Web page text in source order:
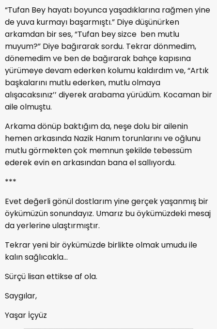
“Tufan Bey hayatı boyunca yaşadıklarına rağmen yine
de yuva kurmayı başarmıştı.” Diye düşünürken
arkamdan bir ses, “Tufan bey sizce ben mutlu
muyum?” Diye bağırarak sordu. Tekrar dönmedim,
dönemedim ve ben de bağırarak bahçe kapısına
yürümeye devam ederken kolumu kaldırdım ve, “Artık
başkalarını mutlu ederken, mutlu olmaya
alışacaksınız’’ diyerek arabama yürüdüm. Kocaman bir
aile olmuştu.
Arkama dönüp baktığım da, neşe dolu bir ailenin
hemen arkasında Nazik Hanım torunlarını ve oğlunu
mutlu görmekten çok memnun şekilde tebessüm
ederek evin en arkasından bana el sallıyordu.
***
Evet değerli gönül dostlarım yine gerçek yaşanmış bir
öykümüzün sonundayız. Umarız bu öykümüzdeki mesaj
da yerlerine ulaştırmıştır.
Tekrar yeni bir öykümüzde birlikte olmak umudu ile
kalın sağlıcakla…
Sürçü lisan ettikse af ola.
Saygılar,
Yaşar İçyüz